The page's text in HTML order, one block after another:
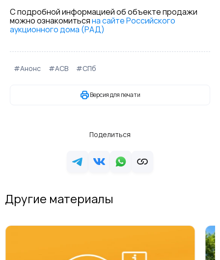
С подробной информацией об объекте продажи
можно ознакомитьсяна сайте Российского
аукционного дома (РАД)
#Анонс #АСВ #СПб
Версия для печати
Поделиться
Другие материалы